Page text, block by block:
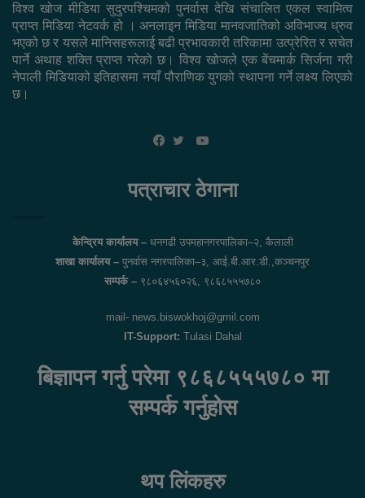
विश्व खोज मीडिया सुदुरपश्चिमको पुनर्वास देखि संचालित एकल स्वामित्व
प्राप्त मिडिया नेटवर्क हो । अनलाइन मिडिया मानवजातिको अविभाज्य ध्रुव
भएको छ र यसले मानिसहरूलाई बढी प्रभावकारी तरिकामा उत्प्रेरित र सचेत
पार्ने अथाह शक्ति प्राप्त गरेको छ। विश्व खोजले एक बेंचमार्क सिर्जना गरी
नेपाली मिडियाको इतिहासमा नयाँ पौराणिक युगको स्थापना गर्ने लक्ष्य लिएको
छ।
YouTube
पत्राचार ठेगाना
केन्द्रिय कार्यालय –धनगढी उपमहानगरपालिका–२, कैलाली
शाखा कार्यालय – पुनर्वास नगरपालिका–३, आई.बी.आर.डी.,कञ्चनपुर
सम्पर्क – ९८०६४५६०२६, ९८६८५५५७८०
mail- news.biswokhoj@gmil.com
IT-Support: Tulasi Dahal
बिज्ञापन गर्नु परेमा ९८६८५५५७८० मा
सम्पर्क गर्नुहोस
थप लिंकहरु